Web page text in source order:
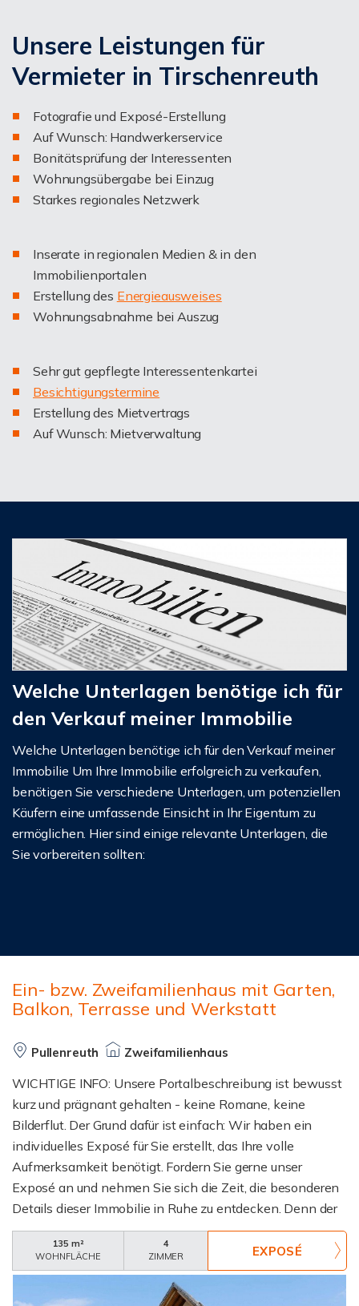
Unsere Leistungen für
Vermieter in Tirschenreuth
Fotografie und Exposé-Erstellung
Auf Wunsch: Handwerkerservice
Bonitätsprüfung der Interessenten
Wohnungsübergabe bei Einzug
Starkes regionales Netzwerk
Inserate in regionalen Medien & in den
Immobilienportalen
Erstellung des Energieausweises
Wohnungsabnahme bei Auszug
Sehr gut gepflegte Interessentenkartei
Besichtigungstermine
Erstellung des Mietvertrags
Auf Wunsch: Mietverwaltung
Welche Unterlagen benötige ich für
den Verkauf meiner Immobilie
Welche Unterlagen benötige ich für den Verkauf meiner
Immobilie Um Ihre Immobilie erfolgreich zu verkaufen,
benötigen Sie verschiedene Unterlagen, um potenziellen
Käufern eine umfassende Einsicht in Ihr Eigentum zu
ermöglichen. Hier sind einige relevante Unterlagen, die
Sie vorbereiten sollten:
Ein- bzw. Zweifamilienhaus mit Garten,
Balkon, Terrasse und Werkstatt
Pullenreuth Zweifamilienhaus
WICHTIGE INFO: Unsere Portalbeschreibung ist bewusst
kurz und prägnant gehalten - keine Romane, keine
Bilderflut. Der Grund dafür ist einfach: Wir haben ein
individuelles Exposé für Sie erstellt, das Ihre volle
Aufmerksamkeit benötigt. Fordern Sie gerne unser
Exposé an und nehmen Sie sich die Zeit, die besonderen
Details dieser Immobilie in Ruhe zu entdecken. Denn der
erste Eindruck zählt, und dieser sollte für SIE
beeindruckend sein.jektbeschreibungDieses Wohnhaus
in Lochau eignet sich sowohl als klassisches
Einfamilienhaus als auch als Haus mit zwei getrennt
135 m²
WOHNFLÄCHE
4
ZIMMER